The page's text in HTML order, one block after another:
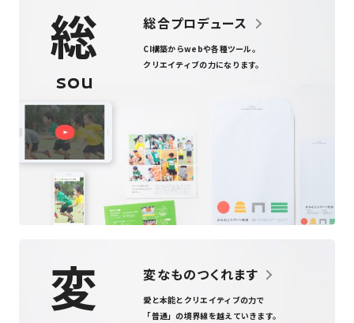
総
sou
総合プロデュース
CI構築からwebや各種ツール。
クリエイティブの力になります。
変 変なものつくれます
愛と本能とクリエイティブの力で
「普通」の境界線を越えていきます。